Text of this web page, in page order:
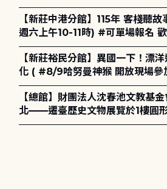
電章魚》
【新莊中港分館】115年 客棧聽
週六上午10-11時) #可單場報名
【新莊裕民分館】異國一下！漂
化 ( #8/9哈努曼神猴 開放現場參
【總館】財團法人沈春池文教基
北——遷臺歷史文物展覽於1樓圓
歡迎一同觀展！